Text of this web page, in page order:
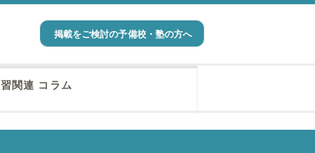
掲載をご検討の予備校・塾の方へ
関連 コラム